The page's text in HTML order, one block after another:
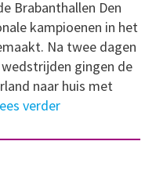
Brabanthallen Den
kampioenen in het
Na twee dagen
gingen de
naar huis met
verder